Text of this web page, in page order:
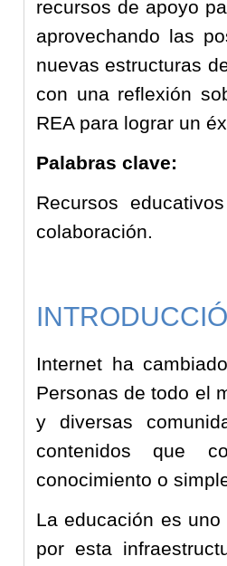
recursos de apoyo
aprovechando las
nuevas estructuras
con una reflexión
REA para lograr un
Palabras clave:
Recursos
colaboración.
Internet ha
Personas de todo el
y diversas
contenidos que
conocimiento o
La educación es
por esta